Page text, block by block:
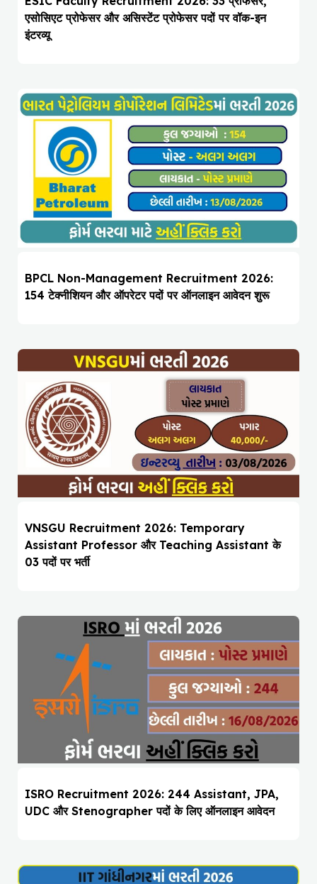
एसोसिएट प्रोफेसर और असिस्टेंट प्रोफेसर पदों पर वॉक-इन
इंटरव्यू
BPCL Non-Management Recruitment 2026:
154 टेक्नीशियन और ऑपरेटर पदों पर ऑनलाइन आवेदन शुरू
VNSGU Recruitment 2026: Temporary
Assistant Professor और Teaching Assistant के
03 पदों पर भर्ती
ISRO Recruitment 2026: 244 Assistant, JPA,
UDC और Stenographer पदों के लिए ऑनलाइन आवेदन